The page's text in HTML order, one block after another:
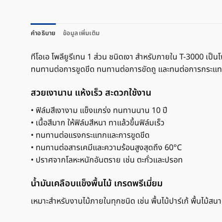
คำอธิบาย ข้อมูลเพิ่มเติม
ทีโอเอ โพลียูรีเทน 1 ส่วน ชนิดเงา สำหรับภายใน T-3000 เ
ทนทานต่อการขูดขีด ทนทานต่อการขัดถู และทนต่อการกระแ
สวยเงานาน แห้งเร็ว สะดวกใช้งาน
• ฟิล์มสีเงางาม แข็งแกร่ง ทนทานนาน 10 ปี
• เนื้อสีมาก ให้ฟิล์มสีหนา ทาแล้วขึ้นฟิล์มเร็ว
• ทนทานต่อแรงกระแทกและการขูดขีด
• ทนทานต่อสารเคมีและความร้อนสูงสุดถึง 60°C
• ปราศจากโลหะหนักอันตราย เช่น ตะกั่วและปรอท
น้ำมันเคลือบแข็งพื้นไม้ เกรดพรีเมี่ยม
เหมาะสำหรับงานไม้ภายในทุกชนิด เช่น พื้นไม้ปาร์เก้ พื้นไม้สน